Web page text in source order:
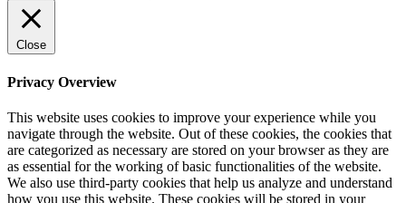
Close
Privacy Overview
This website uses cookies to improve your experience while you
navigate through the website. Out of these cookies, the cookies that
are categorized as necessary are stored on your browser as they are
as essential for the working of basic functionalities of the website.
We also use third-party cookies that help us analyze and understand
how you use this website. These cookies will be stored in your